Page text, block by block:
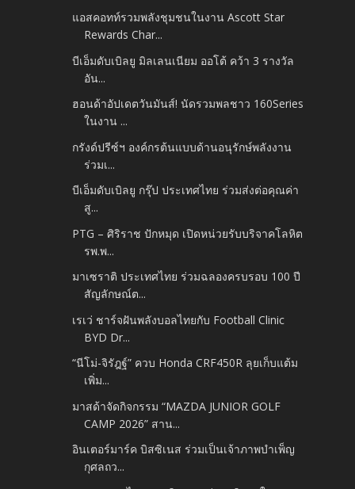
แอสคอทท์รวมพลังชุมชนในงาน Ascott Star
Rewards Char...
บีเอ็มดับเบิลยู มิลเลนเนียม ออโต้ คว้า 3 รางวัล
อัน...
ฮอนด้าอัปเดตวันมันส์! นัดรวมพลชาว 160Series
ในงาน ...
กรังด์ปรีซ์ฯ องค์กรต้นแบบด้านอนุรักษ์พลังงาน
ร่วมเ...
บีเอ็มดับเบิลยู กรุ๊ป ประเทศไทย ร่วมส่งต่อคุณค่า
สู...
PTG – ศิริราช ปักหมุด เปิดหน่วยรับบริจาคโลหิต
รพ.พ...
มาเซราติ ประเทศไทย ร่วมฉลองครบรอบ 100 ปี
สัญลักษณ์ต...
เรเว่ ชาร์จฝันพลังบอลไทยกับ Football Clinic
BYD Dr...
“นีโม่-จิรัฎฐ์” ควบ Honda CRF450R ลุยเก็บแต้ม
เพิ่ม...
มาสด้าจัดกิจกรรม “MAZDA JUNIOR GOLF
CAMP 2026” สาน...
อินเตอร์มาร์ค บิสซิเนส ร่วมเป็นเจ้าภาพบำเพ็ญ
กุศลถว...